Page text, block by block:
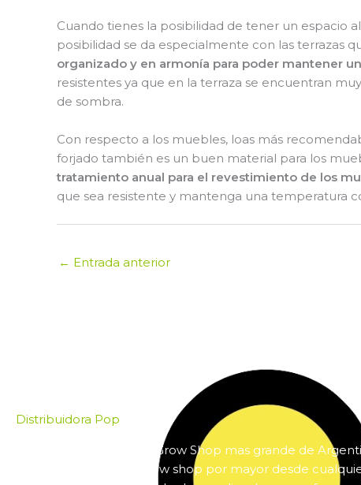
Cuando tienes la posibilidad de tener un espacio
posibilidad se da especialmente con las terrazas
organizado y en armonía para poder mantener
resistentes ya que en la terraza se encuentran
de sombra.
Con respecto a los muebles, loas más
forjado también es un buen material para los
tratamiento anual para el revestimiento de los
que sea resistente y mantenga una temperatura
← Entrada anterior
Distribuidora Pop
Pop es el mayorista de Grow Shop mas grande de
online insumos para grow shop por mayor desde